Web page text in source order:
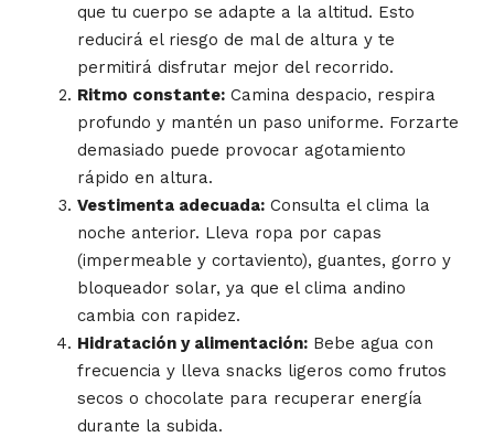
que tu cuerpo se adapte a la altitud. Esto
reducirá el riesgo de mal de altura y te
permitirá disfrutar mejor del recorrido.
Ritmo constante: Camina despacio, respira
profundo y mantén un paso uniforme. Forzarte
demasiado puede provocar agotamiento
rápido en altura.
Vestimenta adecuada: Consulta el clima la
noche anterior. Lleva ropa por capas
(impermeable y cortaviento), guantes, gorro y
bloqueador solar, ya que el clima andino
cambia con rapidez.
Hidratación y alimentación: Bebe agua con
frecuencia y lleva snacks ligeros como frutos
secos o chocolate para recuperar energía
durante la subida.